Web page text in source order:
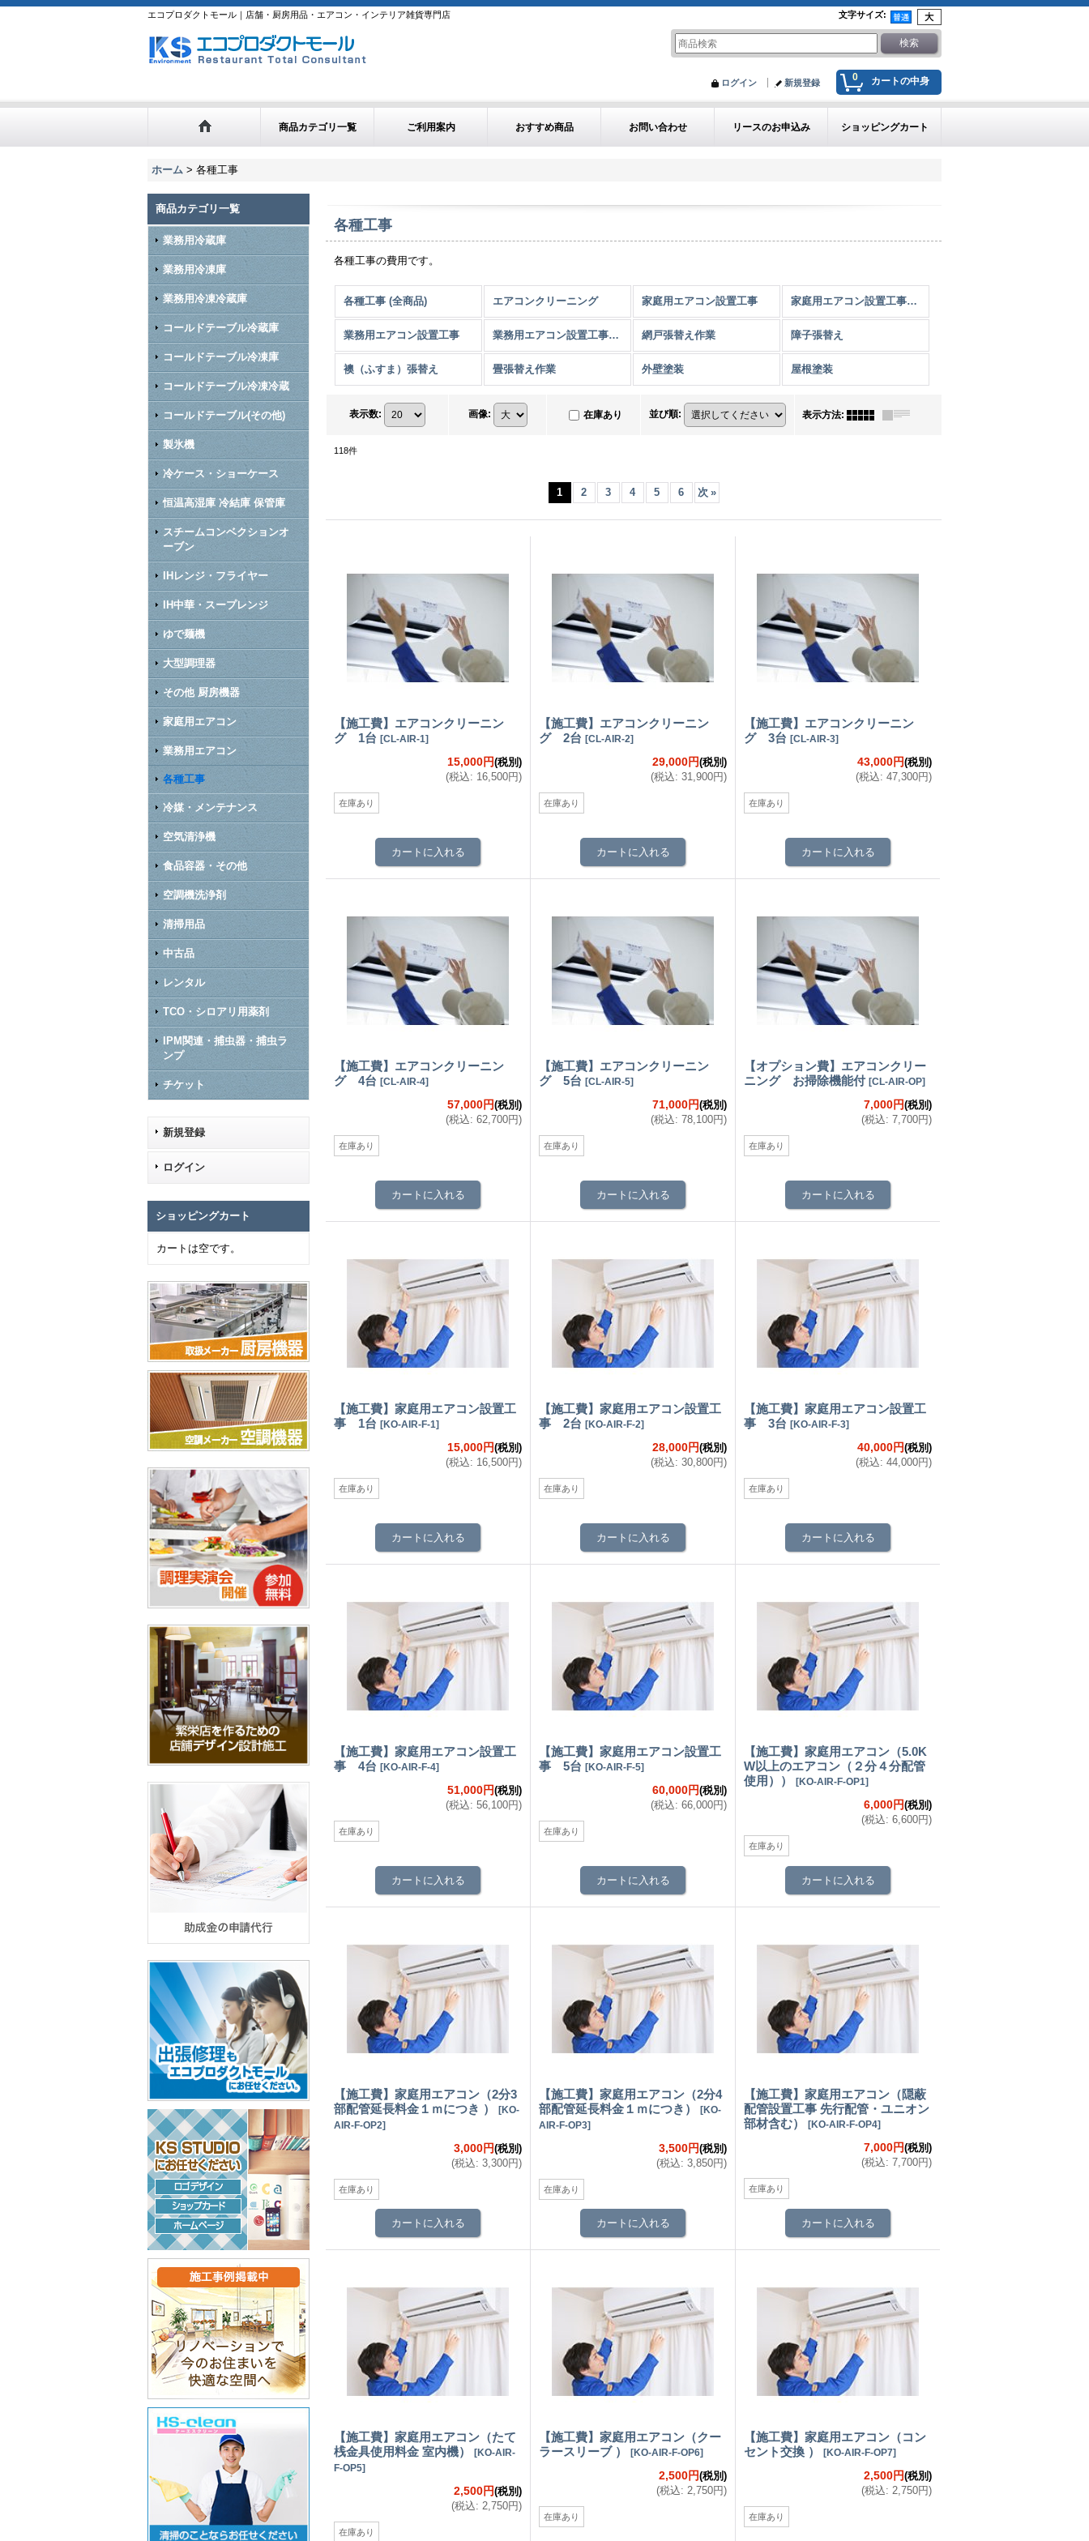
エコプロダクトモール｜店舗・厨房用品・エアコン・インテリア雑貨専門店 文字サイズ:
0 カートの中身
ログイン 新規登録
商品カテゴリ一覧 ご利用案内 おすすめ商品 お問い合わせ リースのお申込み ショッピングカート
ホーム > 各種工事
商品カテゴリ一覧
業務用冷蔵庫
業務用冷凍庫
業務用冷凍冷蔵庫
コールドテーブル冷蔵庫
コールドテーブル冷凍庫
コールドテーブル冷凍冷蔵
コールドテーブル(その他)
製氷機
冷ケース・ショーケース
恒温高湿庫 冷結庫 保管庫
スチームコンベクションオ
ーブン
IHレンジ・フライヤー
IH中華・スープレンジ
ゆで麺機
大型調理器
その他 厨房機器
家庭用エアコン
業務用エアコン
各種工事
冷媒・メンテナンス
空気清浄機
食品容器・その他
空調機洗浄剤
清掃用品
中古品
レンタル
TCO・シロアリ用薬剤
IPM関連・捕虫器・捕虫ラ
ンプ
チケット
新規登録
ログイン
ショッピングカート
カートは空です。
各種工事
各種工事の費用です。
各種工事 (全商品) エアコンクリーニング 家庭用エアコン設置工事 家庭用エアコン設置工事（オプション）
業務用エアコン設置工事 業務用エアコン設置工事（室外機） 網戸張替え作業 障子張替え
襖（ふすま）張替え 畳張替え作業 外壁塗装 屋根塗装
表示数: 画像: 在庫あり 並び順: 表示方法:
118件
1 2 3 4 5 6 次 »
【施工費】エアコンクリーニン
グ 1台 [CL-AIR-1]
15,000円(税別)
(税込: 16,500円)
在庫あり
【施工費】エアコンクリーニン
グ 2台 [CL-AIR-2]
29,000円(税別)
(税込: 31,900円)
在庫あり
【施工費】エアコンクリーニン
グ 3台 [CL-AIR-3]
43,000円(税別)
(税込: 47,300円)
在庫あり
【施工費】エアコンクリーニン
グ 4台 [CL-AIR-4]
57,000円(税別)
(税込: 62,700円)
在庫あり
【施工費】エアコンクリーニン
グ 5台 [CL-AIR-5]
71,000円(税別)
(税込: 78,100円)
在庫あり
【オプション費】エアコンクリー
ニング お掃除機能付 [CL-AIR-OP]
7,000円(税別)
(税込: 7,700円)
在庫あり
【施工費】家庭用エアコン設置工
事 1台 [KO-AIR-F-1]
15,000円(税別)
(税込: 16,500円)
在庫あり
【施工費】家庭用エアコン設置工
事 2台 [KO-AIR-F-2]
28,000円(税別)
(税込: 30,800円)
在庫あり
【施工費】家庭用エアコン設置工
事 3台 [KO-AIR-F-3]
40,000円(税別)
(税込: 44,000円)
在庫あり
【施工費】家庭用エアコン設置工
事 4台 [KO-AIR-F-4]
51,000円(税別)
(税込: 56,100円)
在庫あり
【施工費】家庭用エアコン設置工
事 5台 [KO-AIR-F-5]
60,000円(税別)
(税込: 66,000円)
在庫あり
【施工費】家庭用エアコン（5.0K
W以上のエアコン（２分４分配管
使用））
[KO-AIR-F-OP1]
6,000円(税別)
(税込: 6,600円)
在庫あり
【施工費】家庭用エアコン（2分3
部配管延長料金１ｍにつき ）
[KO-
AIR-F-OP2]
3,000円(税別)
(税込: 3,300円)
在庫あり
【施工費】家庭用エアコン（2分4
部配管延長料金１ｍにつき）
[KO-
AIR-F-OP3]
3,500円(税別)
(税込: 3,850円)
在庫あり
【施工費】家庭用エアコン（隠蔽
配管設置工事 先行配管・ユニオン
部材含む）
[KO-AIR-F-OP4]
7,000円(税別)
(税込: 7,700円)
在庫あり
【施工費】家庭用エアコン（たて
桟金具使用料金 室内機）
[KO-AIR-
F-OP5]
2,500円(税別)
(税込: 2,750円)
在庫あり
【施工費】家庭用エアコン（クー
ラースリーブ ）
[KO-AIR-F-OP6]
2,500円(税別)
(税込: 2,750円)
在庫あり
【施工費】家庭用エアコン（コン
セント交換 ）
[KO-AIR-F-OP7]
2,500円(税別)
(税込: 2,750円)
在庫あり